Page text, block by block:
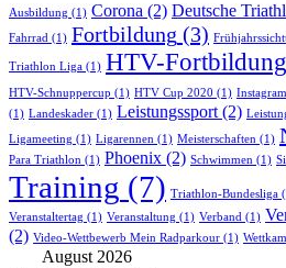
Ausbildung (1) Corona (2) Deutsche
Fahrrad (1) Fortbildung (3)
Triathlon Liga (1) HTV-
HTV-Schnuppercup (1) HTV Cup 2020 (1) Instagram
(1) Landeskader (1) Leistungssport(2)
Ligameeting (1) Ligarennen (1) Meisterschaften (1)
Para Triathlon (1) Phoenix (2) Schwimmen (1)
Training (7) Triathlon-Bundesliga
Veranstaltertag (1) Veranstaltung (1) Verband (1)
(2) Video-Wettbewerb Mein Radparkour (1)
August 2026